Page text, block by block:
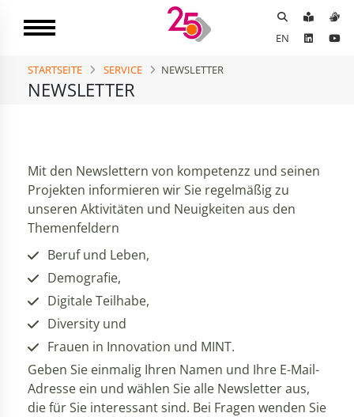
EN
NEWSLETTER
STARTSEITE SERVICE NEWSLETTER
Mit den Newslettern von kompetenzz und seinen
Projekten informieren wir Sie regelmäßig zu
unseren Aktivitäten und Neuigkeiten aus den
Themenfeldern
Beruf und Leben,
Demografie,
Digitale Teilhabe,
Diversity und
Frauen in Innovation und MINT.
Geben Sie einmalig Ihren Namen und Ihre E-Mail-
Adresse ein und wählen Sie alle Newsletter aus,
die für Sie interessant sind. Bei Fragen wenden Sie